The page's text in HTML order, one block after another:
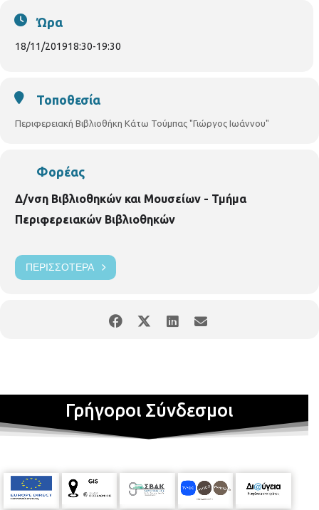
σειρά προτεραιότητας, ενώ θα υπάρξει λίστα αναμονής σε
οι συμμετέχοντες να ενημερώνουν σε περίπτωση
Ώρα
18/11/201918:30-19:30
Τοποθεσία
Περιφερειακή Βιβλιοθήκη Κάτω Τούμπας "Γιώργος Ιωάννου"
Φορέας
Δ/νση Βιβλιοθηκών και Μουσείων - Τμήμα
Περιφερειακών Βιβλιοθηκών
ΠΕΡΙΣΣΌΤΕΡΑ
Γρήγοροι Σύνδεσμοι